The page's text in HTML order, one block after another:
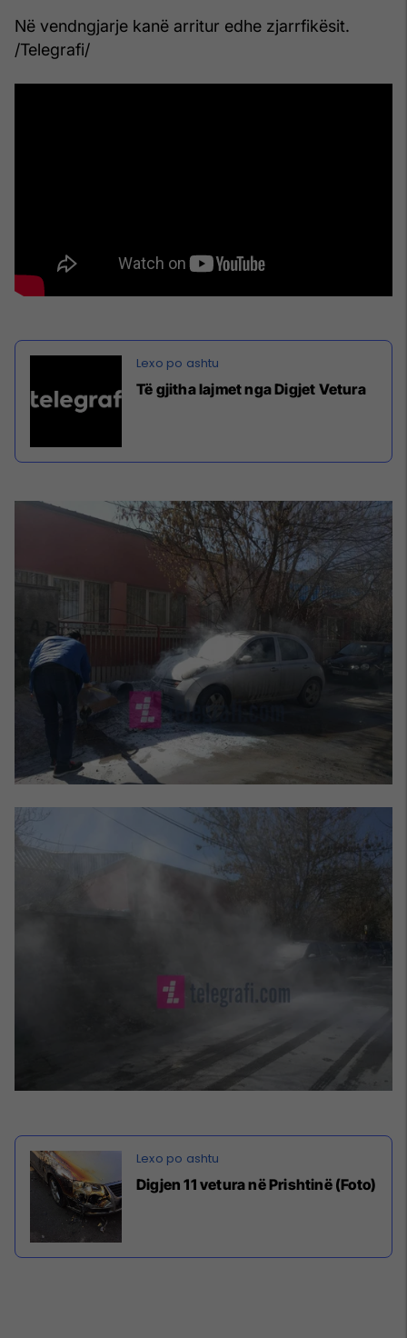
Në vendngjarje kanë arritur edhe zjarrfikësit.
/Telegrafi/
Të gjitha lajmet nga Digjet Vetura
Digjen 11 vetura në Prishtinë (Foto)